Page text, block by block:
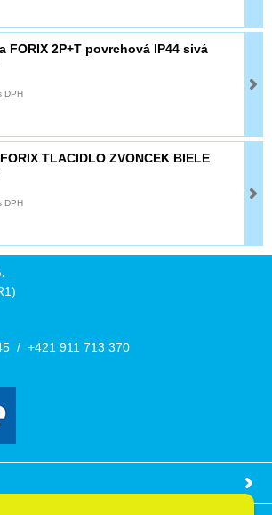
FORIX 2P+T povrchová IP44 sivá
DPH
TLACIDLO ZVONCEK BIELE
DPH
/ +421 911 713 370